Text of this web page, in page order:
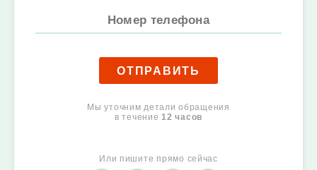
ОТПРАВИТЬ
Мы уточним детали обращения
в течение12 часов
Или пишите прямо сейчас